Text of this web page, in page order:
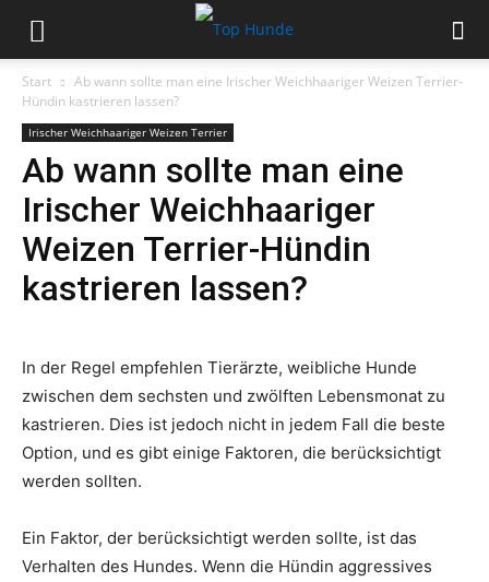
Start
Ab wann sollte man eine Irischer Weichhaariger Weizen Terrier-
Hündin kastrieren lassen?
Irischer Weichhaariger Weizen Terrier
Ab wann sollte man eine
Irischer Weichhaariger
Weizen Terrier-Hündin
kastrieren lassen?
In der Regel empfehlen Tierärzte, weibliche Hunde
zwischen dem sechsten und zwölften Lebensmonat zu
kastrieren. Dies ist jedoch nicht in jedem Fall die beste
Option, und es gibt einige Faktoren, die berücksichtigt
werden sollten.
Ein Faktor, der berücksichtigt werden sollte, ist das
Verhalten des Hundes. Wenn die Hündin aggressives